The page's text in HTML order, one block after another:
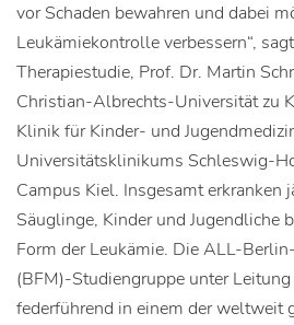
vor Schaden bewahren und dabei
Leukämiekontrolle verbessern“,
Therapiestudie, Prof. Dr. Martin
Christian-Albrechts-Universität zu
Klinik für Kinder- und
Universitätsklinikums Schleswig-
Campus Kiel. Insgesamt erkranken
Säuglinge, Kinder und Jugendliche
Form der Leukämie. Die ALL-
(BFM)-Studiengruppe unter
federführend in einem der weltweit